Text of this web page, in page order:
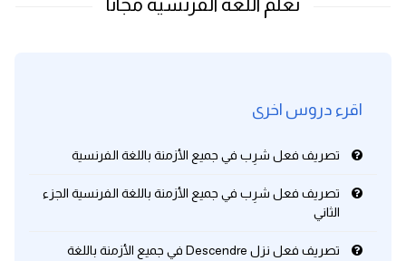
اقرء دروس اخرى
تصريف فعل شرِب في جميع الأزمنة باللغة الفرنسية
تصريف فعل شرِب في جميع الأزمنة باللغة الفرنسية الجزء
الثاني
تصريف فعل نزل Descendre في جميع الأزمنة باللغة